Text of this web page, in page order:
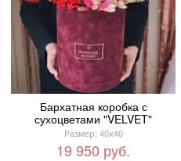
Бархатная коробка с
сухоцветами "VELVET"
Размер: 40x40
19 950 руб.